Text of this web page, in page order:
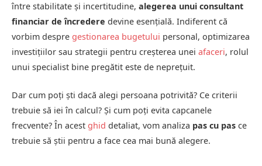
între stabilitate și incertitudine, alegerea unui consultant
financiar de încredere devine esențială. Indiferent că
vorbim despre gestionarea bugetului personal, optimizarea
investițiilor sau strategii pentru creșterea unei afaceri, rolul
unui specialist bine pregătit este de neprețuit.
Dar cum poți ști dacă alegi persoana potrivită? Ce criterii
trebuie să iei în calcul? Și cum poți evita capcanele
frecvente? În acest ghid detaliat, vom analiza pas cu pas ce
trebuie să știi pentru a face cea mai bună alegere.